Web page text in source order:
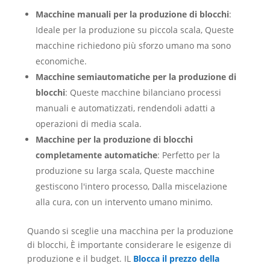
Macchine manuali per la produzione di blocchi:
Ideale per la produzione su piccola scala, Queste
macchine richiedono più sforzo umano ma sono
economiche.
Macchine semiautomatiche per la produzione di
blocchi: Queste macchine bilanciano processi
manuali e automatizzati, rendendoli adatti a
operazioni di media scala.
Macchine per la produzione di blocchi
completamente automatiche: Perfetto per la
produzione su larga scala, Queste macchine
gestiscono l'intero processo, Dalla miscelazione
alla cura, con un intervento umano minimo.
Quando si sceglie una macchina per la produzione
di blocchi, È importante considerare le esigenze di
produzione e il budget. IL Blocca il prezzo della